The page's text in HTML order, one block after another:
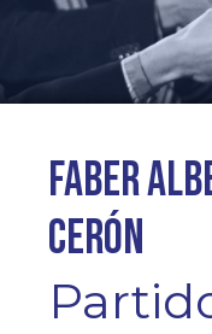
Faber
Cerón